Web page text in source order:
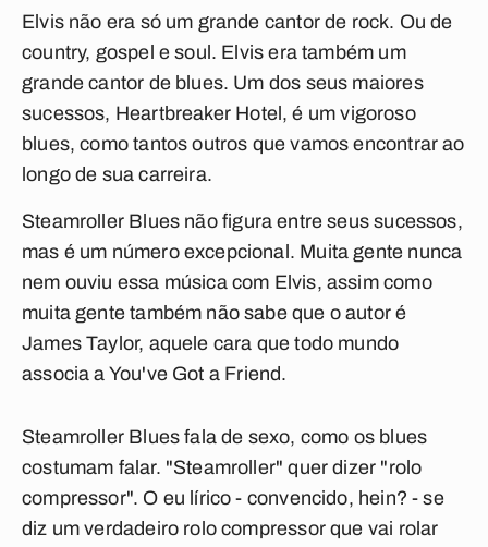
Elvis não era só um grande cantor de rock. Ou de
country, gospel e soul. Elvis era também um
grande cantor de blues. Um dos seus maiores
sucessos, Heartbreaker Hotel , é um vigoroso
blues, como tantos outros que vamos encontrar ao
longo de sua carreira.
Steamroller Blues não figura entre seus sucessos,
mas é um número excepcional. Muita gente nunca
nem ouviu essa música com Elvis, assim como
muita gente também não sabe que o autor é
James Taylor, aquele cara que todo mundo
associa a You've Got a Friend.
Steamroller Blues fala de sexo, como os blues
costumam falar. "Steamroller" quer dizer "rolo
compressor". O eu lírico - convencido, hein? - se
diz um verdadeiro rolo compressor que vai rolar